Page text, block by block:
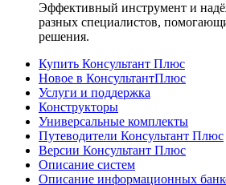
Эффективный инструмент и
разных специалистов,
решения.
Купить Консультант Плюс
Новое в КонсультантПлюс
Услуги и поддержка
Конструкторы
Универсальные комплекты
Путеводители Консультант Плюс
Версии Консультант Плюс
Описание систем
Описание информационных